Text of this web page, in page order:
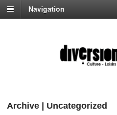
Navigation
Archive | Uncategorized